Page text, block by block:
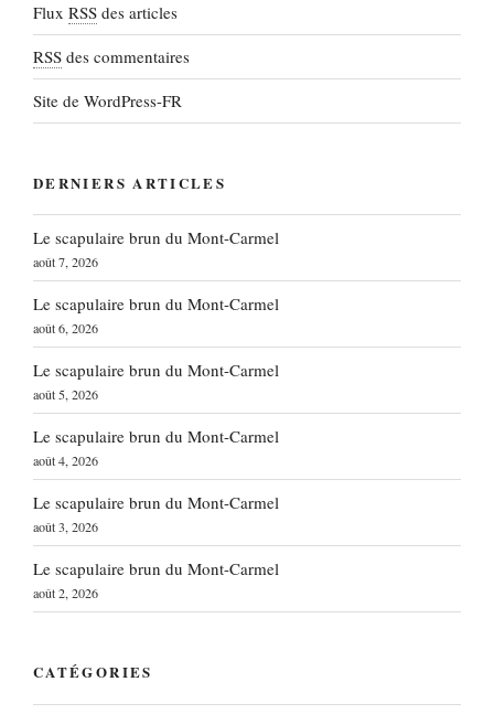
Flux RSS des articles
RSS des commentaires
Site de WordPress-FR
DERNIERS ARTICLES
Le scapulaire brun du Mont-Carmel
août 7, 2026
Le scapulaire brun du Mont-Carmel
août 6, 2026
Le scapulaire brun du Mont-Carmel
août 5, 2026
Le scapulaire brun du Mont-Carmel
août 4, 2026
Le scapulaire brun du Mont-Carmel
août 3, 2026
Le scapulaire brun du Mont-Carmel
août 2, 2026
CATÉGORIES